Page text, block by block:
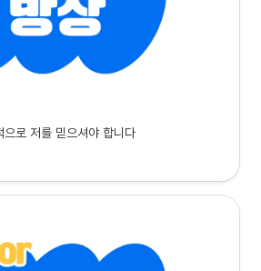
로 저를 믿으셔야 합니다